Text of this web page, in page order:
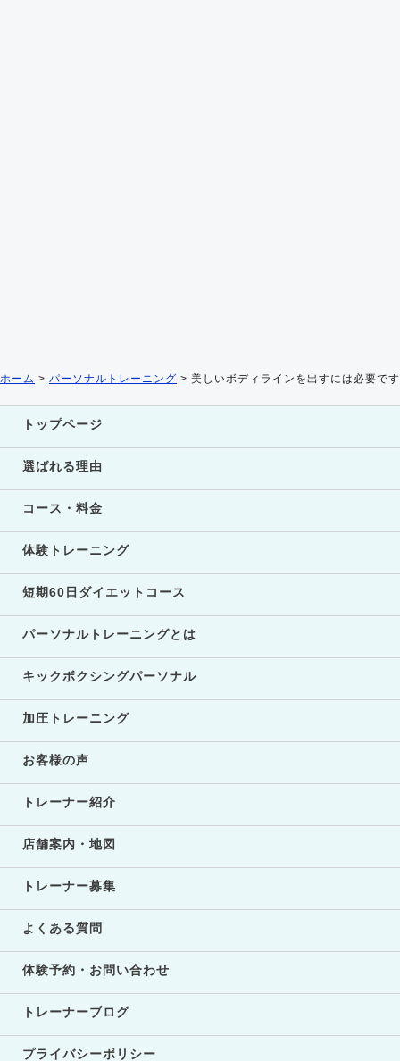
ホーム > パーソナルトレーニング > 美しいボディラインを出すには必要で
トップページ
選ばれる理由
コース・料金
体験トレーニング
短期60日ダイエットコース
パーソナルトレーニングとは
キックボクシングパーソナル
加圧トレーニング
お客様の声
トレーナー紹介
店舗案内・地図
トレーナー募集
よくある質問
体験予約・お問い合わせ
トレーナーブログ
プライバシーポリシー